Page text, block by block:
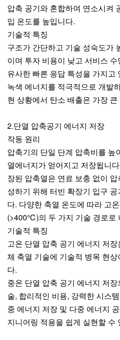
압축 공기와 혼합하여 연소시켜
입 온도를 높입니다.
기술적 특징
구조가 간단하고 기술 성숙도가
이며 투자 비용이 낮고 서비스
유사한 빠른 응답 특성을 가지고
녹색 에너지를 적극적으로 개발
현 상황에서 탄소 배출은 가장
2.단열 압축공기 에너지 저장
작동 원리
압축기의 단일 단계 압축비를 높
열에너지가 얻어지고 저장됩니
장된 압축열은 연료 보충 없이
성하기 위해 터빈 확장기 입구
다. 다양한 축열 온도에 따라 고
(>400℃)의 두 가지 기술 경로
기술적 특징
고온 단열 압축 공기 에너지 저
체 축열 기술에 기술적 병목 현
다.
중온 단열 압축 공기 에너지 저
술, 합리적인 비용, 강력한 시스
중 에너지 저장 및 다중 에너지
지니어링 적용을 쉽게 실현할 수